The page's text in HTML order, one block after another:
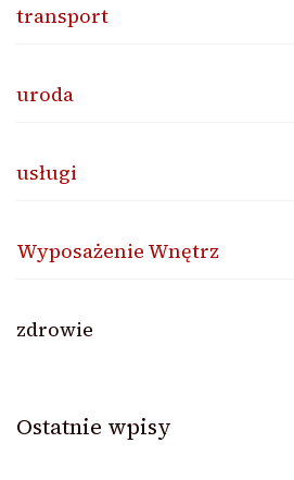
transport
uroda
usługi
Wyposażenie Wnętrz
zdrowie
Ostatnie wpisy